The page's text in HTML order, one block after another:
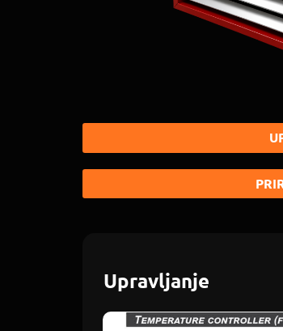
Upravljanje